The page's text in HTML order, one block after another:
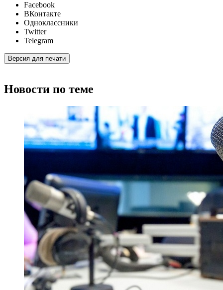
Facebook
ВКонтакте
Одноклассники
Twitter
Telegram
Версия для печати
Новости по теме